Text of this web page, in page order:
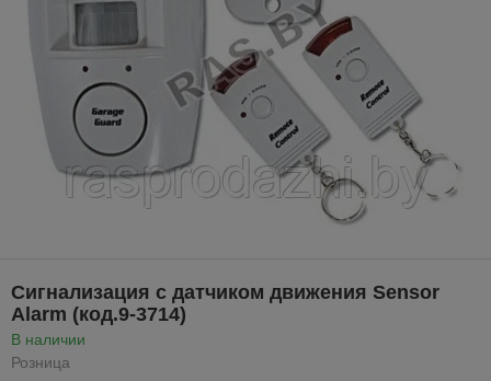
Сигнализация с датчиком движения Sensor
Alarm (код.9-3714)
В наличии
Розница